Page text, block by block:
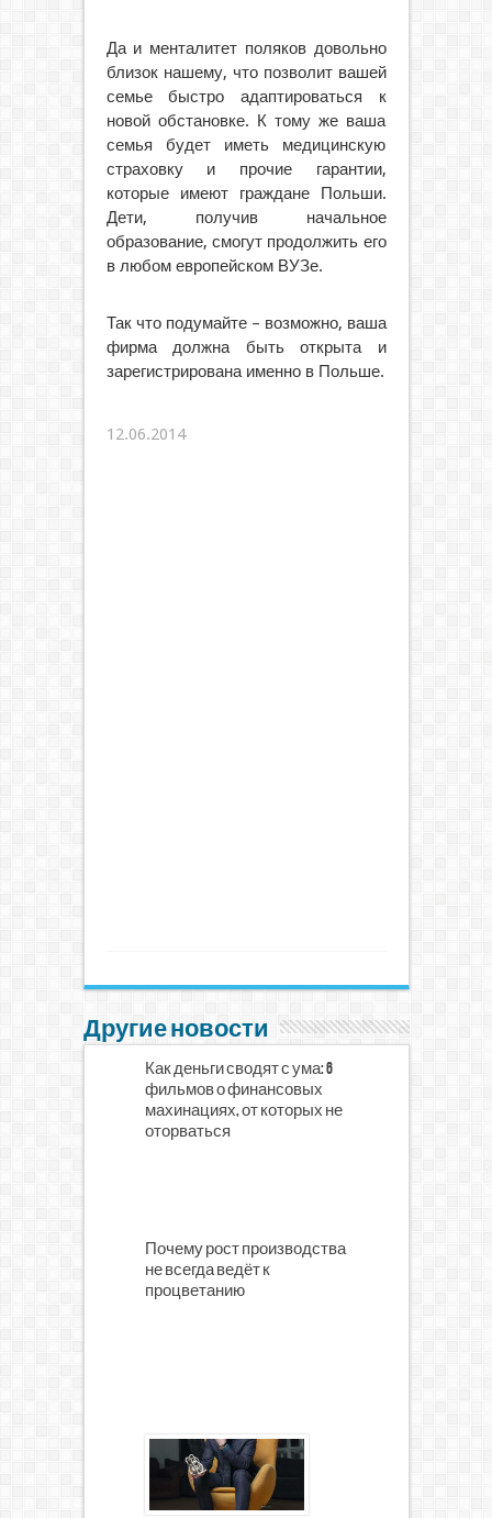
Да и менталитет поляков довольно
близок нашему, что позволит вашей
семье быстро адаптироваться к
новой обстановке. К тому же ваша
семья будет иметь медицинскую
страховку и прочие гарантии,
которые имеют граждане Польши.
Дети, получив начальное
образование, смогут продолжить его
в любом европейском ВУЗе.
Так что подумайте – возможно, ваша
фирма должна быть открыта и
зарегистрирована именно в Польше.
12.06.2014
Другие новости
Как деньги сводят с ума: 6
фильмов о финансовых
махинациях, от которых не
оторваться
Почему рост производства
не всегда ведёт к
процветанию